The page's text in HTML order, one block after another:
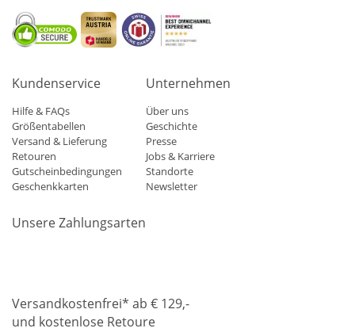
Kundenservice
Hilfe & FAQs
Größentabellen
Versand & Lieferung
Retouren
Gutscheinbedingungen
Geschenkkarten
Unternehmen
Über uns
Geschichte
Presse
Jobs & Karriere
Standorte
Newsletter
Unsere Zahlungsarten
Versandkostenfrei* ab € 129,-
und kostenlose Retoure